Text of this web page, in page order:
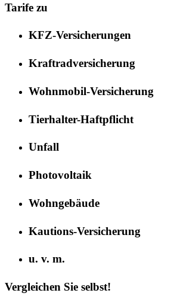
Tarife zu
KFZ-Versicherungen
Kraftradversicherung
Wohnmobil-Versicherung
Tierhalter-Haftpflicht
Unfall
Photovoltaik
Wohngebäude
Kautions-Versicherung
u. v. m.
Vergleichen Sie selbst!